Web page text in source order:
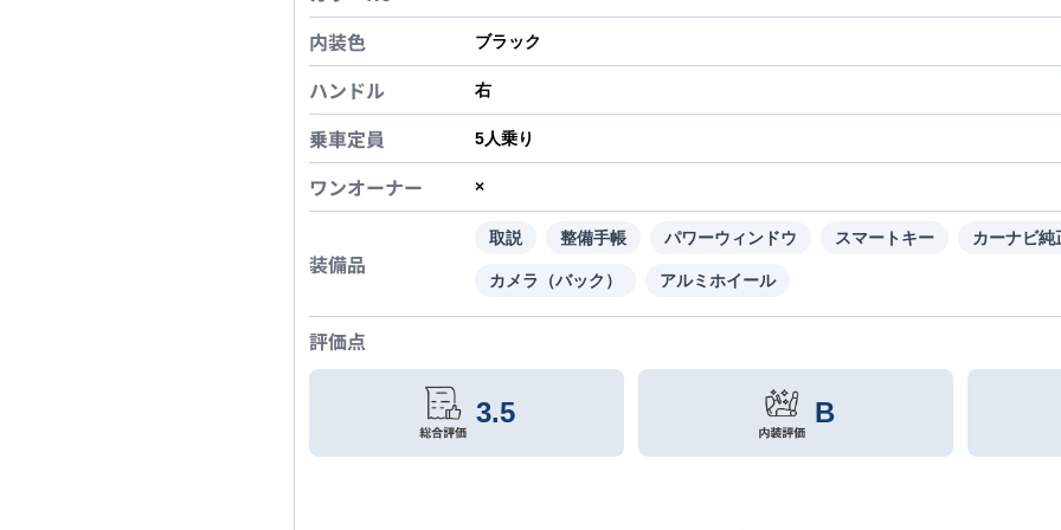
内装色 ブラック
ハンドル 右
乗車定員 5人乗り
ワンオーナー ×
装備品
取説 整備手帳 パワーウィンドウ スマートキー カーナビ純
カメラ（バック） アルミホイール
評価点
3.5 B